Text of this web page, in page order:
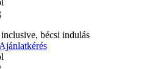
bécsi indulás